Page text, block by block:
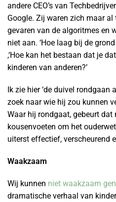
andere CEO’s van
Google. Zij waren zich maar al
gevaren van de algoritmes en
niet aan. ‘Hoe laag bij de
,‘Hoe kan het bestaan dat je
kinderen van anderen?’
Ik zie hier ‘de duivel rondgaan
zoek naar wie hij zou kunnen
Waar hij rondgaat, gebeurt
kousenvoeten om het
uiterst effectief, verscheurend
Waakzaam
Wij kunnen niet waakzaam
dramatische verhaal van